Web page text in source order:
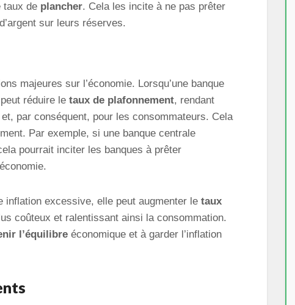
taux de plancher. Cela les incite à ne pas prêter
sur leurs réserves.
majeures sur l’économie. Lorsqu’une banque
réduire le taux de plafonnement, rendant
par conséquent, pour les consommateurs. Cela
Par exemple, si une banque centrale
pourrait inciter les banques à prêter
inflation excessive, elle peut augmenter le taux
coûteux et ralentissant ainsi la consommation.
l’équilibre économique et à garder l’inflation